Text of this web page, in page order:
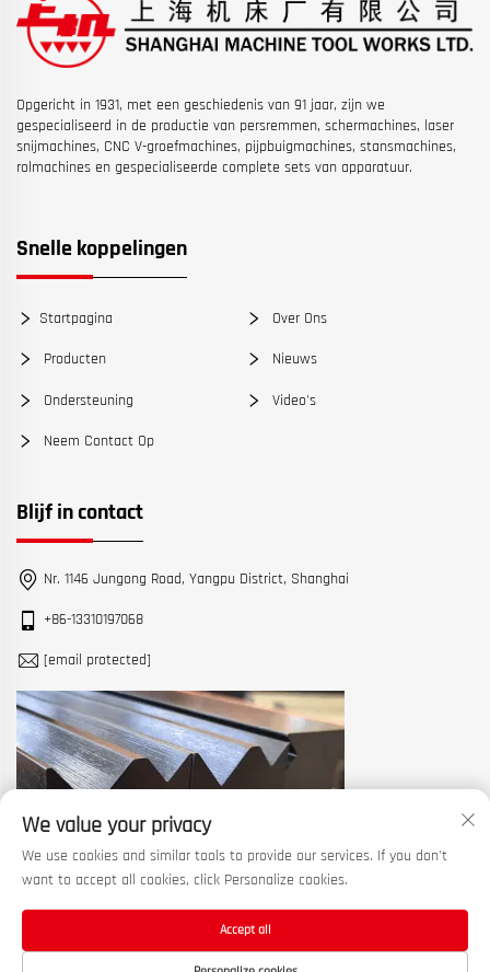
Opgericht in 1931, met een geschiedenis van 91 jaar, zijn we
gespecialiseerd in de productie van persremmen, schermachines, laser
snijmachines, CNC V-groefmachines, pijpbuigmachines, stansmachines,
rolmachines en gespecialiseerde complete sets van apparatuur.
Snelle koppelingen
Startpagina Over Ons
Producten Nieuws
Ondersteuning Video's
Neem Contact Op
Blijf in contact
Nr. 1146 Jungong Road, Yangpu District, Shanghai
+86-13310197068
[email protected]
Auteursrecht © 2025 China Shanghai Machine Tool Works Ltd. Alle
We value your privacy
We use cookies and similar tools to provide our services. If you don't
want to accept all cookies, click Personalize cookies.
Accept all